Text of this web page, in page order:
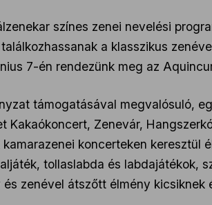
színes zenei nevelési
a klasszikus
7-én rendezünk meg az
támogatásával megvalósuló,
Kakaókoncert, Zenevár,
koncerteken keresztül
tollaslabda és labdajátékok,
és zenével átszőtt élmény kicsiknek